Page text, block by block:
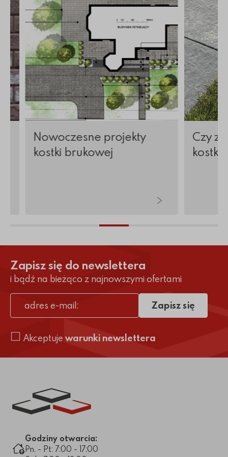
Nowoczesne projekty
kostki brukowej
Czy
Zapisz się do newslettera
i bądź na bieżąco z najnowszymi ofertami
adres e-mail
Akceptuje warunki newslettera
Zapisz się
Link do strony głównej
Godziny otwarcia:
Pn. - Pt: 7:00 - 17:00